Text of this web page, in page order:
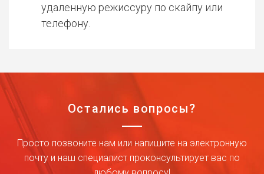
удаленную режиссуру по скайпу или
телефону.
Остались вопросы?
Просто позвоните нам или напишите на электронную
почту и наш специалист проконсультирует вас по